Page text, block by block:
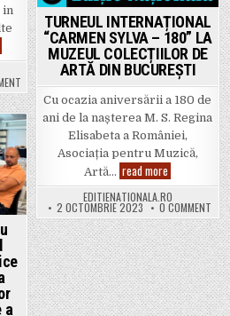
in
de la cititori: „Adevărul despre
ON PRIMIM DE LA CITITORI: „ADEVĂRUL
Posted in
TURNEUL INTERNAȚIONAL
“CARMEN SYLVA – 180” LA
MUZEUL COLECȚIILOR DE
ARTĂ DIN BUCUREȘTI
Cu ocazia aniversării a 180 de
ani de la nașterea M. S. Regina
Elisabeta a României,
Asociația pentru Muzică,
Artă… read more TURNEUL
EDITIENATIONALA.RO
2 OCTOMBRIE 2023 0 COMMENT
a